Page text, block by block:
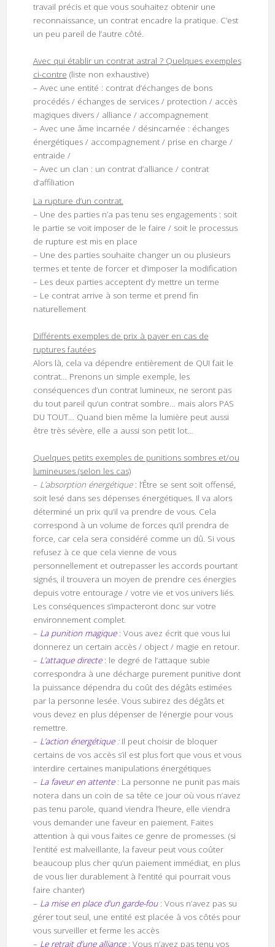
travail précis et que vous souhaitez obtenir une
reconnaissance, un contrat encadre la pratique. C’est
un peu pareil de l’autre côté.
Avec qui établir un contrat astral ? Quelques exemples
ci-contre (liste non exhaustive)
– Avec une entité : contrat d’échanges de bons
procédés / échanges de services / protection / accès
magiques divers / alliance / accompagnement
– Avec une âme incarnée / désincarnée : échanges
énergétiques / accompagnement / prise en charge /
entraide /
– Avec un clan : un contrat d’alliance / contrat
d’affiliation
La rupture d’un contrat.
– Une des parties n’a pas tenu ses engagements : soit
le partie se voit imposer de le faire / soit le processus
de rupture est mis en place
– Une des parties souhaite changer un ou plusieurs
termes et tente de forcer et d’imposer la modification
– Les deux parties acceptent d’y mettre un terme
– Le contrat arrive à son terme et prend fin
naturellement
Différents exemples de prix à payer en cas de
ruptures fautées
Alors là, cela va dépendre entièrement de QUI fait le
contrat… Prenons un simple exemple, les
conséquences d’un contrat lumineux, ne seront pas
du tout pareil qu’un contrat sombre… mais alors PAS
DU TOUT… Quand bien même la lumière peut aussi
être très sévère, elle a aussi son petit lot…
Quelques petits exemples de punitions sombres et/ou
lumineuses (selon les cas)
– L’absorption énergétique: l’Être se sent soit offensé,
soit lesé dans ses dépenses énergétiques. Il va alors
déterminé un prix qu’il va prendre de vous. Cela
correspond à un volume de forces qu’il prendra de
force, car cela sera considéré comme un dû. Si vous
refusez à ce que cela vienne de vous
personnellement et outrepasser les accords pourtant
signés, il trouvera un moyen de prendre ces énergies
depuis votre entourage / votre vie et vos univers liés.
Les conséquences s’impacteront donc sur votre
environnement complet.
– La punition magique: Vous avez écrit que vous lui
donnerez un certain accès / object / magie en retour.
– L’attaque directe : le degré de l’attaque subie
correspondra à une décharge purement punitive dont
la puissance dépendra du coût des dégâts estimées
par la personne lesée. Vous subirez des dégâts et
vous devez en plus dépenser de l’énergie pour vous
remettre.
– L’action énergétique: Il peut choisir de bloquer
certains de vos accès s’il est plus fort que vous et vous
interdire certaines manipulations énergétiques
– La faveur en attente: La personne ne punit pas mais
notera dans un coin de sa tête ce jour où vous n’avez
pas tenu parole, quand viendra l’heure, elle viendra
vous demander une faveur en paiement. Faites
attention à qui vous faites ce genre de promesses. (si
l’entité est malveillante, la faveur peut vous coûter
beaucoup plus cher qu’un paiement immédiat, en plus
de vous lier durablement à l’entité qui pourrait vous
faire chanter)
– La mise en place d’un garde-fou: Vous n’avez pas su
gérer tout seul, une entité est placée à vos côtés pour
vous surveiller et ferme les accès
– Le retrait d’une alliance: Vous n’avez pas tenu vos